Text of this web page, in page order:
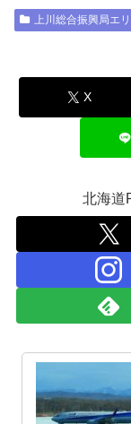
上川総合振興局エ
X
北海道